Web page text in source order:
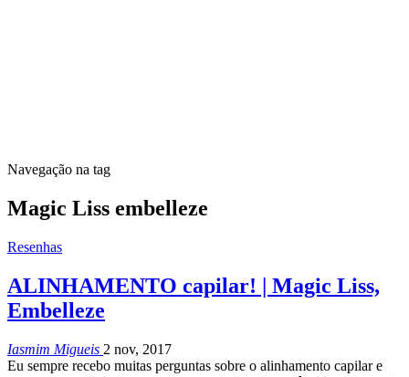
Navegação na tag
Magic Liss embelleze
Resenhas
ALINHAMENTO capilar! | Magic Liss,
Embelleze
Iasmim Migueis 2 nov, 2017
Eu sempre recebo muitas perguntas sobre o alinhamento capilar e